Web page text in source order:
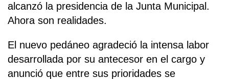
alcanzó la presidencia de la Junta Municipal.
Ahora son realidades.
El nuevo pedáneo agradeció la intensa labor
desarrollada por su antecesor en el cargo y
anunció que entre sus prioridades se